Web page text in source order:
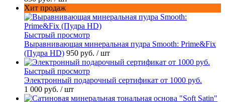
Хит продаж
Быстрый просмотр
Выравнивающая минеральная пудра Smooth: Prime&Fix
(Пудра HD) 950 руб. / шт
Быстрый просмотр
Электронный подарочный сертификат от 1000 руб.
1 000 руб. / шт